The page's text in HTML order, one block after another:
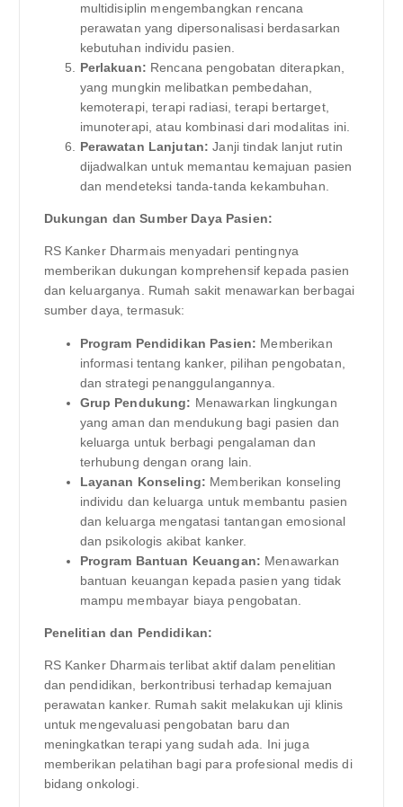
multidisiplin mengembangkan rencana
perawatan yang dipersonalisasi berdasarkan
kebutuhan individu pasien.
Perlakuan: Rencana pengobatan diterapkan,
yang mungkin melibatkan pembedahan,
kemoterapi, terapi radiasi, terapi bertarget,
imunoterapi, atau kombinasi dari modalitas ini.
Perawatan Lanjutan: Janji tindak lanjut rutin
dijadwalkan untuk memantau kemajuan pasien
dan mendeteksi tanda-tanda kekambuhan.
Dukungan dan Sumber Daya Pasien:
RS Kanker Dharmais menyadari pentingnya
memberikan dukungan komprehensif kepada pasien
dan keluarganya. Rumah sakit menawarkan berbagai
sumber daya, termasuk:
Program Pendidikan Pasien: Memberikan
informasi tentang kanker, pilihan pengobatan,
dan strategi penanggulangannya.
Grup Pendukung: Menawarkan lingkungan
yang aman dan mendukung bagi pasien dan
keluarga untuk berbagi pengalaman dan
terhubung dengan orang lain.
Layanan Konseling: Memberikan konseling
individu dan keluarga untuk membantu pasien
dan keluarga mengatasi tantangan emosional
dan psikologis akibat kanker.
Program Bantuan Keuangan: Menawarkan
bantuan keuangan kepada pasien yang tidak
mampu membayar biaya pengobatan.
Penelitian dan Pendidikan:
RS Kanker Dharmais terlibat aktif dalam penelitian
dan pendidikan, berkontribusi terhadap kemajuan
perawatan kanker. Rumah sakit melakukan uji klinis
untuk mengevaluasi pengobatan baru dan
meningkatkan terapi yang sudah ada. Ini juga
memberikan pelatihan bagi para profesional medis di
bidang onkologi.